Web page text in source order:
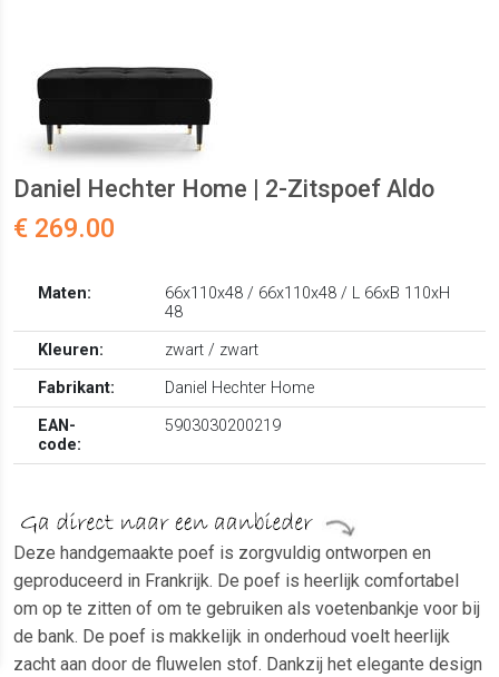
Daniel Hechter Home | 2-Zitspoef Aldo
€ 269.00
Maten:
66x110x48 / 66x110x48 / L 66xB 110xH
48
Kleuren:
zwart / zwart
Fabrikant:
Daniel Hechter Home
EAN-
code:
5903030200219
Deze handgemaakte poef is zorgvuldig ontworpen en
geproduceerd in Frankrijk. De poef is heerlijk comfortabel
om op te zitten of om te gebruiken als voetenbankje voor bij
de bank. De poef is makkelijk in onderhoud voelt heerlijk
zacht aan door de fluwelen stof. Dankzij het elegante design